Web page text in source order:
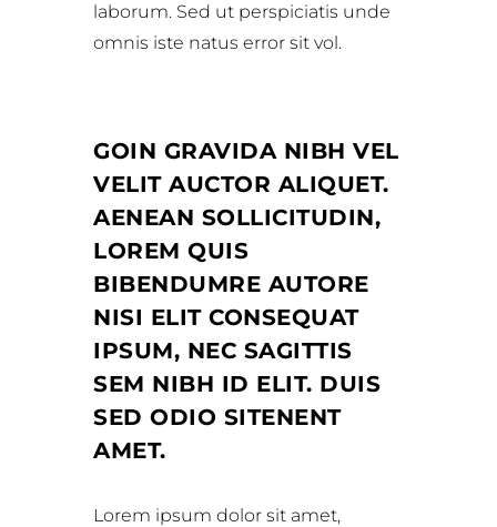
laborum. Sed ut perspiciatis unde
omnis iste natus error sit vol.
GOIN GRAVIDA NIBH VEL
VELIT AUCTOR ALIQUET.
AENEAN SOLLICITUDIN,
LOREM QUIS
BIBENDUMRE AUTORE
NISI ELIT CONSEQUAT
IPSUM, NEC SAGITTIS
SEM NIBH ID ELIT. DUIS
SED ODIO SITENENT
AMET.
Lorem ipsum dolor sit amet,